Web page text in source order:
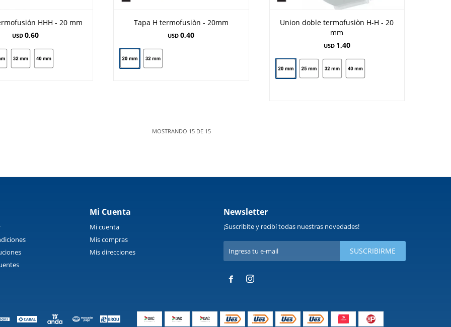
HHH - 20 mm
USD 0,60
Tapa H termofusiòn - 20mm
USD 0,40
Union doble termofusiòn H-H - 20
mm
USD 1,40
MOSTRANDO 15DE 15
Mi Cuenta
Mi cuenta
Mis compras
Mis direcciones
Newsletter
¡Suscribite y recibí todas nuestras novedades!
SUSCRIBIRME
 